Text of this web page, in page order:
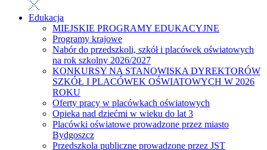
Edukacja
MIEJSKIE PROGRAMY EDUKACYJNE
Programy krajowe
Nabór do przedszkoli, szkół i placówek oświatowych
na rok szkolny 2026/2027
KONKURSY NA STANOWISKA DYREKTORÓW
SZKÓŁ I PLACÓWEK OŚWIATOWYCH W 2026
ROKU
Oferty pracy w placówkach oświatowych
Opieka nad dziećmi w wieku do lat 3
Placówki oświatowe prowadzone przez miasto
Bydgoszcz
Przedszkola publiczne prowadzone przez JST